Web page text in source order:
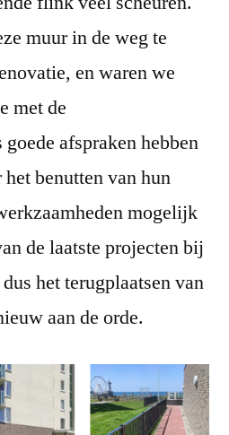
muur in de weg te
en waren we
met de
afspraken hebben
benutten van hun
mogelijk
de laatste projecten bij
het terugplaatsen van
aan de orde.